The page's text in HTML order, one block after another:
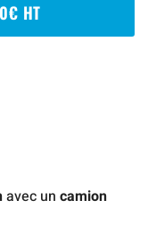
HT
avec un camion